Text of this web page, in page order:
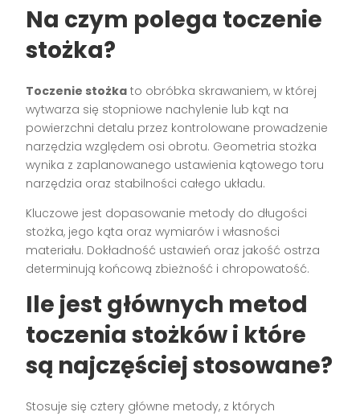
Na czym polega toczenie
stożka?
Toczenie stożka to obróbka skrawaniem, w której
wytwarza się stopniowe nachylenie lub kąt na
powierzchni detalu przez kontrolowane prowadzenie
narzędzia względem osi obrotu. Geometria stożka
wynika z zaplanowanego ustawienia kątowego toru
narzędzia oraz stabilności całego układu.
Kluczowe jest dopasowanie metody do długości
stożka, jego kąta oraz wymiarów i własności
materiału. Dokładność ustawień oraz jakość ostrza
determinują końcową zbieżność i chropowatość.
Ile jest głównych metod
toczenia stożków i które
są najczęściej stosowane?
Stosuje się cztery główne metody, z których